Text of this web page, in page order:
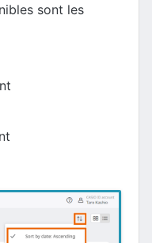
sont les